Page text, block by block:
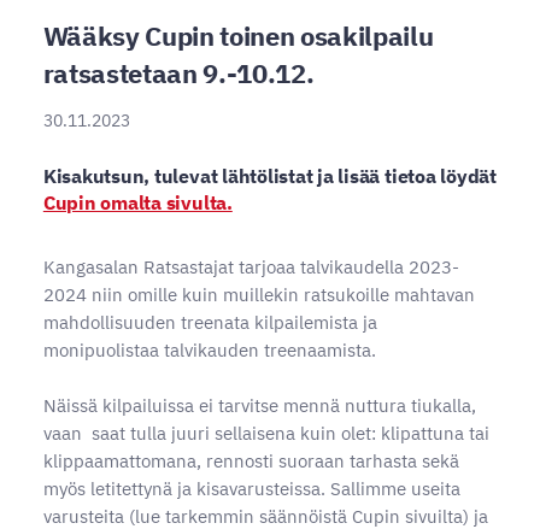
Wääksy Cupin toinen osakilpailu
ratsastetaan 9.-10.12.
30.11.2023
Kisakutsun, tulevat lähtölistat ja lisää tietoa löydät
Cupin omalta sivulta.
Kangasalan Ratsastajat tarjoaa talvikaudella 2023-
2024 niin omille kuin muillekin ratsukoille mahtavan
mahdollisuuden treenata kilpailemista ja
monipuolistaa talvikauden treenaamista.
Näissä kilpailuissa ei tarvitse mennä nuttura tiukalla,
vaan saat tulla juuri sellaisena kuin olet: klipattuna tai
klippaamattomana, rennosti suoraan tarhasta sekä
myös letitettynä ja kisavarusteissa. Sallimme useita
varusteita (lue tarkemmin säännöistä Cupin sivuilta) ja